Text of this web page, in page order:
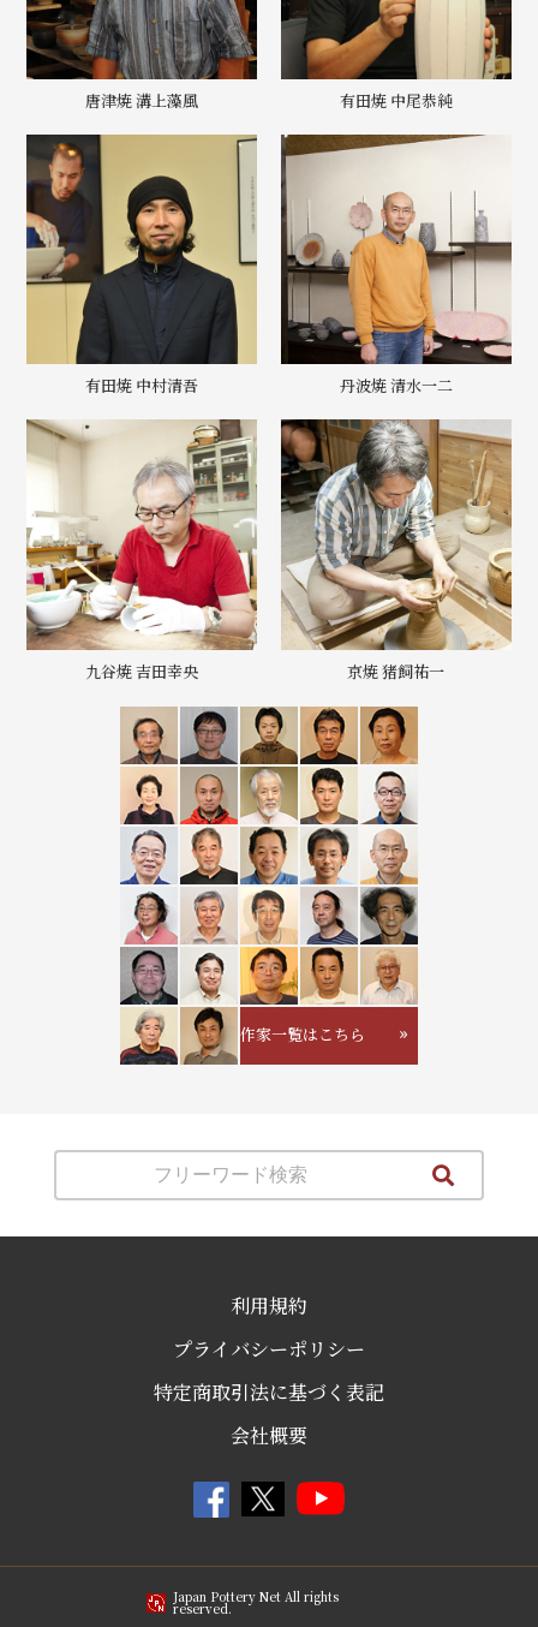
唐津焼 溝上藻風 有田焼 中尾恭純
有田焼 中村清吾 丹波焼 清水一二
九谷焼 吉田幸央 京焼 猪飼祐一
作家一覧はこちら
利用規約
プライバシーポリシー
特定商取引法に基づく表記
会社概要
Japan Pottery Net All rights
reserved.